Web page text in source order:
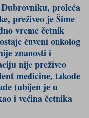
proleća
preživeo je Šime
vreme četnik
čuveni onkolog
znanosti i
nije preživeo
medicine, takođe
(ubijen je u
i većina četnika